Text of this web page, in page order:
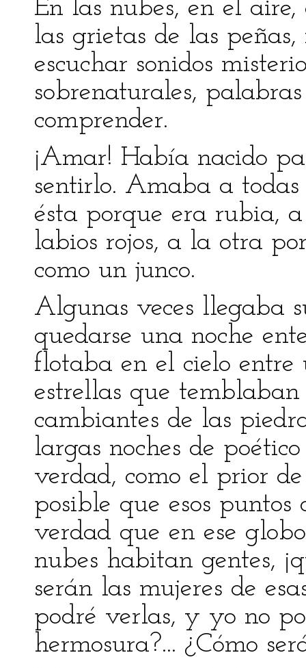
En las nubes, en el aire,
las grietas de las
escuchar sonidos
sobrenaturales,
comprender.
¡Amar! Había nacido
sentirlo. Amaba a
ésta porque era rubia,
labios rojos, a la otra
como un junco.
Algunas veces llegaba
quedarse una noche
flotaba en el cielo
estrellas que temblaban
cambiantes de las
largas noches de
verdad, como el prior
posible que esos puntos
verdad que en ese
nubes habitan gentes,
serán las mujeres de
podré verlas, y yo no
hermosura?... ¿Cómo